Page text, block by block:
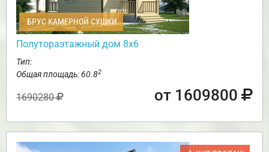
БРУС КАМЕРНОЙ СУШКИ
Полутораэтажный дом 8х6
Тип:
Общая площадь: 60.82
1690280 от 1609800